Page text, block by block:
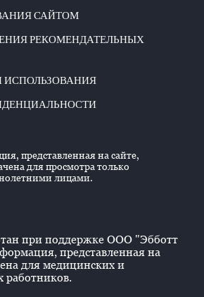
САЙТОМ
РЕКОМЕНДАТЕЛЬНЫХ
представленная на сайте,
для просмотра только
лицами.
при поддержке ООО "Эбботт
представленная на
для медицинских и
работников.